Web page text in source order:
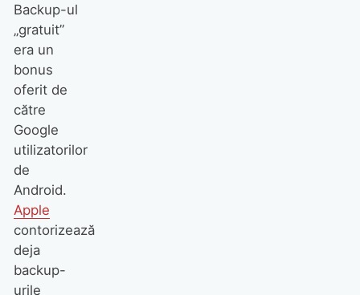
Backup-ul
„gratuit”
era un
bonus
oferit de
către
Google
utilizatorilor
de
Android.
Apple
contorizează
deja
backup-
urile